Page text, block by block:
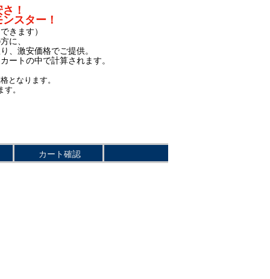
！
スター！
きます）
に、
、激安価格でご提供。
ートの中で計算されます。
となります。
。
カート確認